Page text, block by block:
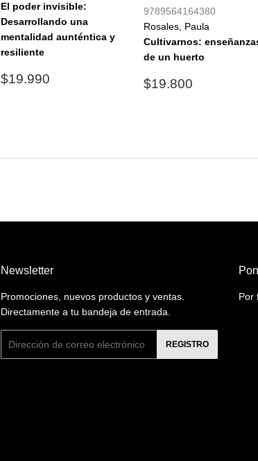
El poder invisible:
Desarrollando una
mentalidad aunténtica y
resiliente
Precio
$19.990
9789564164380
Rosales, Paula
Cultivarnos:
de un huerto
Precio
$19.800
Newsletter
Promociones, nuevos productos y ventas.
Directamente a tu bandeja de entrada.
REGISTRO
Por